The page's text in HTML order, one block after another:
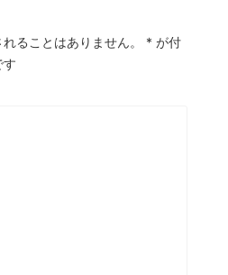
ることはありません。 * が付
す